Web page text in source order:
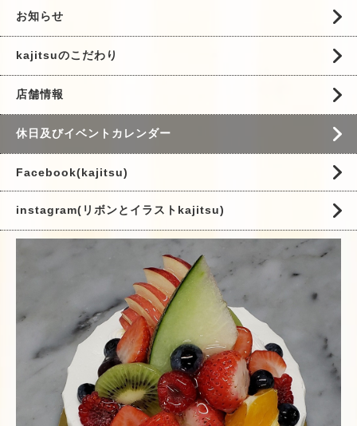
お知らせ
kajitsuのこだわり
店舗情報
休日及びイベントカレンダー
Facebook(kajitsu)
instagram(リボンとイラストkajitsu)